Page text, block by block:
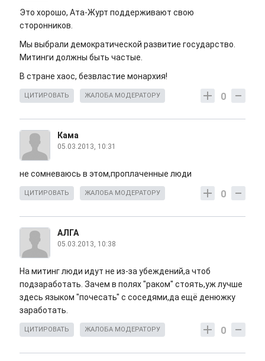
Это хорошо, Ата-Журт поддерживают свою
сторонников.
Мы выбрали демократической развитие государство.
Митинги должны быть частые.
В стране хаос, безвластие монархия!
0
ЦИТИРОВАТЬ ЖАЛОБА МОДЕРАТОРУ
Кама
05.03.2013, 10:31
не сомневаюсь в этом,проплаченные люди
0
ЦИТИРОВАТЬ ЖАЛОБА МОДЕРАТОРУ
АЛГА
05.03.2013, 10:38
На митинг люди идут не из-за убеждений,а чтоб
подзаработать. Зачем в полях "раком" стоять,уж лучше
здесь языком "почесать" с соседями,да ещё денюжку
заработать.
0
ЦИТИРОВАТЬ ЖАЛОБА МОДЕРАТОРУ